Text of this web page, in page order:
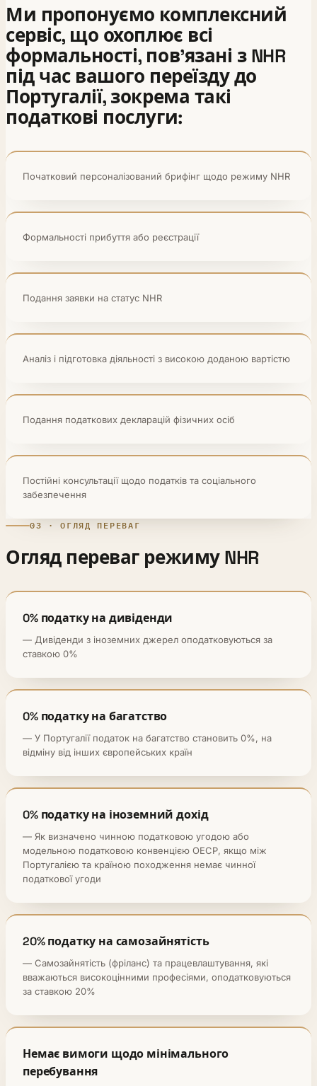
Ми пропонуємо комплексний
сервіс, що охоплює всі
формальності, пов’язані з NHR
під час вашого переїзду до
Португалії, зокрема такі
податкові послуги:
Початковий персоналізований брифінг щодо режиму NHR
Формальності прибуття або реєстрації
Подання заявки на статус NHR
Аналіз і підготовка діяльності з високою доданою вартістю
Подання податкових декларацій фізичних осіб
Постійні консультації щодо податків та соціального
забезпечення
03 · ОГЛЯД ПЕРЕВАГ
Огляд переваг режиму NHR
0% податку на дивіденди
— Дивіденди з іноземних джерел оподатковуються за
ставкою 0%
0% податку на багатство
— У Португалії податок на багатство становить 0%, на
відміну від інших європейських країн
0% податку на іноземний дохід
— Як визначено чинною податковою угодою або
модельною податковою конвенцією ОЕСР, якщо між
Португалією та країною походження немає чинної
податкової угоди
20% податку на самозайнятість
— Самозайнятість (фріланс) та працевлаштування, які
вважаються високоцінними професіями, оподатковуються
за ставкою 20%
Немає вимоги щодо мінімального
перебування